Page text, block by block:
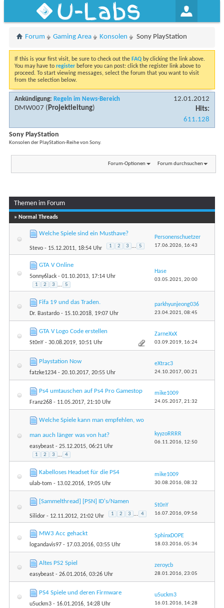
U-Labs
Forum Gaming Area Konsolen Sony PlayStation
If this is your first visit, be sure to check out the FAQ by clicking the link above.
You may have to register before you can post: click the register link above to
proceed. To start viewing messages, select the forum that you want to visit
from the selection below.
Ankündigung: Regeln im News-Bereich
DMW007 (Projektleitung)
12.01.2012
Hits:
611.128
Sony PlayStation
Konsolen der PlayStation-Reihe von Sony.
Forum-Optionen Forum durchsuchen
Themen im Forum
» Normal Threads
Welche Spiele sind ein Musthave?
Stevo - 15.12.2011, 18:54 Uhr 1 2 3 ... 5
Personenschuetzer
17.06.2026, 16:43
GTA V Online
5onny6lack - 01.10.2013, 17:14 Uhr
1 2 3 ... 5
Hase
03.05.2021, 20:00
Fifa 19 und das Traden.
Dr. Bastardo - 15.10.2018, 19:07 Uhr
parkhyunjeong036
23.04.2021, 08:45
GTA V Logo Code erstellen
St0nY - 30.08.2019, 10:51 Uhr
ZarneXxX
03.09.2019, 16:24
Playstation Now
fatzke1234 - 20.10.2017, 20:55 Uhr
eXtrac3
24.10.2017, 00:21
Ps4 umtauschen auf Ps4 Pro Gamestop
Franz268 - 11.05.2017, 21:10 Uhr
mike1009
24.05.2017, 21:32
Welche Spiele kann man empfehlen, wo
man auch länger was von hat?
easybeast - 25.12.2015, 06:21 Uhr
1 2 3 ... 4
kyyzoRRRR
06.11.2016, 12:50
Kabelloses Headset für die PS4
ulab-tom - 13.02.2016, 19:05 Uhr
mike1009
30.08.2016, 08:32
[Sammelthread] [PSN] ID's/Namen
Silidor - 12.11.2012, 21:02 Uhr 1 2 3 ... 4
St0nY
16.07.2016, 09:56
MW3 Acc gehackt
logandavis97 - 17.03.2016, 03:55 Uhr
SphinxDOPE
18.03.2016, 05:34
Altes PS2 Spiel
easybeast - 26.01.2016, 03:26 Uhr
zeroycb
28.01.2016, 23:05
PS4 Spiele und deren Firmware
u5uckm3 - 16.01.2016, 14:28 Uhr
u5uckm3
16.01.2016, 14:28